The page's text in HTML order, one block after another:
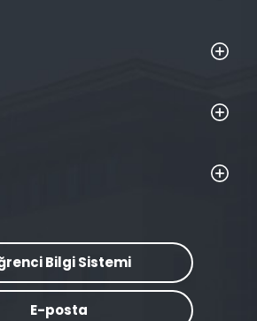
Bilgi Sistemi
E-posta